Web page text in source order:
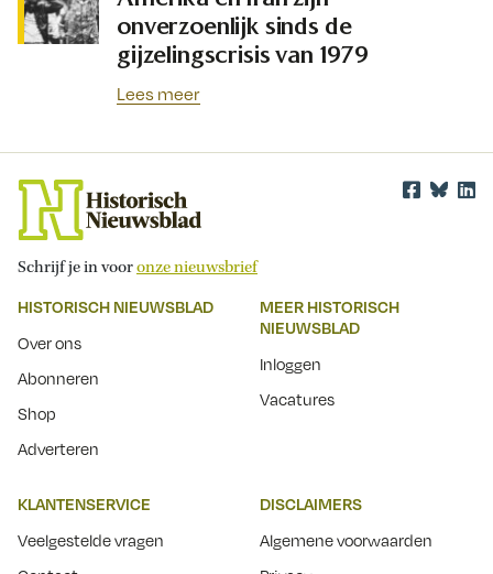
onverzoenlijk sinds de
gijzelingscrisis van 1979
Lees meer
Schrijf je in vooronze nieuwsbrief
HISTORISCH NIEUWSBLAD
Over ons
Abonneren
Shop
Adverteren
MEER HISTORISCH
NIEUWSBLAD
Inloggen
Vacatures
KLANTENSERVICE
Veelgestelde vragen
DISCLAIMERS
Algemene voorwaarden